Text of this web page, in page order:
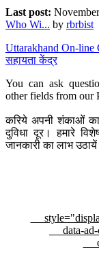
Last post:
Who Wi... by rbrbist
Uttarakhand On-line
सहायता केंद्र
You can ask
other fields from our
करिये अपनी शंकाओं का
दुविधा दूर। हमारे
जानकारी का लाभ
data-ad-